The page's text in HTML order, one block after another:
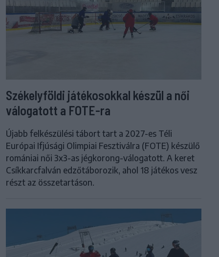
Székelyföldi játékosokkal készül a női
válogatott a FOTE-ra
Újabb felkészülési tábort tart a 2027-es Téli
Európai Ifjúsági Olimpiai Fesztiválra (FOTE) készülő
romániai női 3x3-as jégkorong-válogatott. A keret
Csíkkarcfalván edzőtáborozik, ahol 18 játékos vesz
részt az összetartáson.